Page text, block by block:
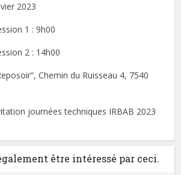
2023
1 : 9h00
2 : 14h00
Chemin du Ruisseau 4, 7540
journées techniques IRBAB 2023
être intéressé par ceci.